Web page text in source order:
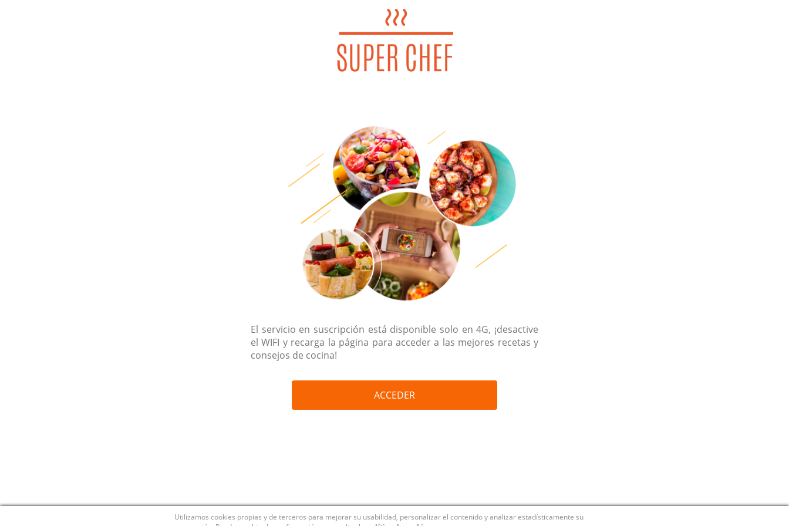
Utilizamos cookies propias y de terceros para mejorar su usabilidad, personalizar el contenido y analizar estadísticamente su
El servicio en suscripción está disponible solo en 4G, ¡desactive
el WIFI y recarga la página para acceder a las mejores recetas y
consejos de cocina!
ACCEDER